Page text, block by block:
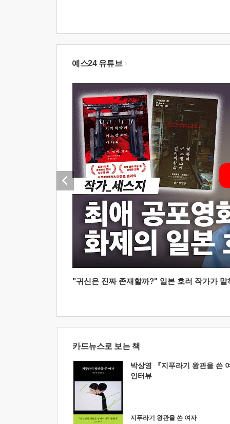
예스24 유튜브
"귀신은 진짜 존재할까?" 일본 호러 작가가
카드뉴스로 보는 책
박상영 『지푸라기 왕관을 쓴
인터뷰
지푸라기 왕관을 쓴 여자